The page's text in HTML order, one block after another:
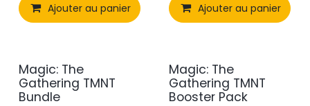
Ajouter au panier Comparer Ajouter à
Ajouter au panier
Magic: The
Gathering TMNT
Bundle
Magic: The
Gathering TMNT
Booster Pack